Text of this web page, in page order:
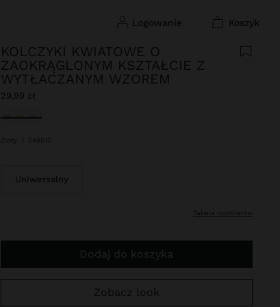
logowanie koszyk
KOLCZYKI KWIATOWE O
ZAOKRĄGLONYM KSZTAŁCIE Z
WYTŁACZANYM WZOREM
29,99 zł
Wybrane
Zloty 248010
Uniwersalny
tabela rozmiarów
Dodaj do koszyka
Zobacz look